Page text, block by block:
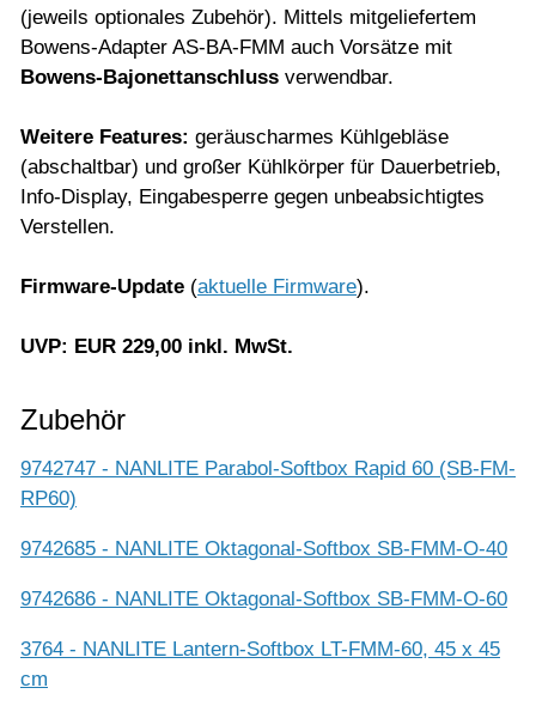
(jeweils optionales Zubehör). Mittels mitgeliefertem
Bowens-Adapter AS-BA-FMM auch Vorsätze mit
Bowens-Bajonettanschluss verwendbar.
Weitere Features: geräuscharmes Kühlgebläse
(abschaltbar) und großer Kühlkörper für Dauerbetrieb,
Info-Display, Eingabesperre gegen unbeabsichtigtes
Verstellen.
Firmware-Update (aktuelle Firmware).
UVP: EUR 229,00 inkl. MwSt.
Zubehör
9742747 - NANLITE Parabol-Softbox Rapid 60 (SB-FM-
RP60)
9742685 - NANLITE Oktagonal-Softbox SB-FMM-O-40
9742686 - NANLITE Oktagonal-Softbox SB-FMM-O-60
3764 - NANLITE Lantern-Softbox LT-FMM-60, 45 x 45
cm